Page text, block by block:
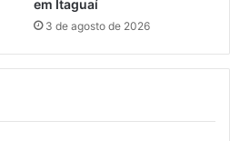
em Itaguaí
3 de agosto de 2026